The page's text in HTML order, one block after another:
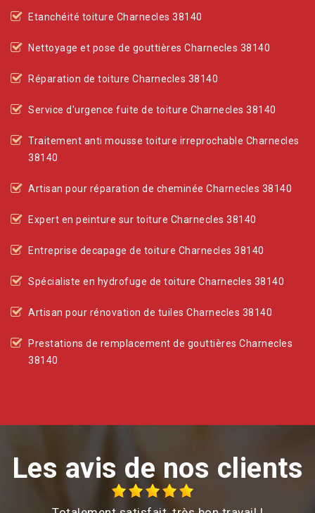
Etanchéité toiture Charnecles 38140
Nettoyage et pose de gouttières Charnecles 38140
Réparation de toiture Charnecles 38140
Service d'urgence fuite de toiture Charnecles 38140
Traitement anti mousse toiture irreprochable Charnecles
38140
Artisan pour réparation de cheminée Charnecles 38140
Expert en peinture sur toiture Charnecles 38140
Entreprise decapage de toiture Charnecles 38140
Spécialiste en hydrofuge de toiture Charnecles 38140
Artisan pour rénovation de tuiles Charnecles 38140
Prestations de remplacement de gouttières Charnecles
38140
Les avis de nos clients